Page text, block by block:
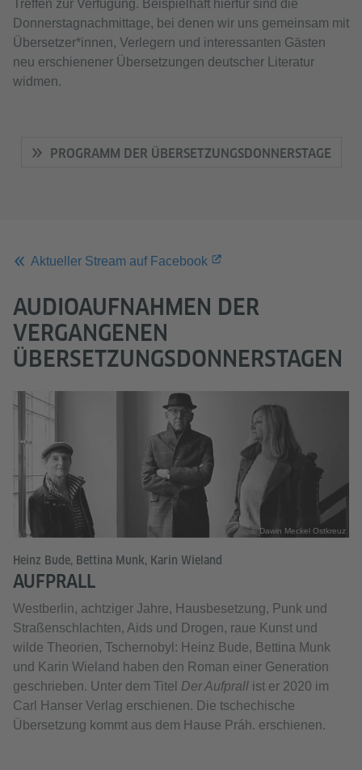
Treffen zur Verfügung. Beispielhaft hierfür sind die
Donnerstagnachmittage, bei denen wir uns gemeinsam mit
Übersetzer*innen, Verlegern und interessanten Gästen
neu erschienener Übersetzungen deutscher Literatur
widmen.
PROGRAMM DER ÜBERSETZUNGSDONNERSTAGE
Aktueller Stream auf Facebook
AUDIOAUFNAHMEN DER
VERGANGENEN
ÜBERSETZUNGSDONNERSTAGEN
© Dawin Meckel Ostkreuz
Heinz Bude, Bettina Munk, Karin Wieland
AUFPRALL
Westberlin, achtziger Jahre, Hausbesetzung, Punk und
Straßenschlachten, Aids und Drogen, raue Kunst und
wilde Theorien, Tschernobyl: Heinz Bude, Bettina Munk
und Karin Wieland haben den Roman einer Generation
geschrieben. Unter dem Titel Der Aufprall ist er 2020 im
Carl Hanser Verlag erschienen. Die tschechische
Übersetzung kommt aus dem Hause Práh. erschienen.